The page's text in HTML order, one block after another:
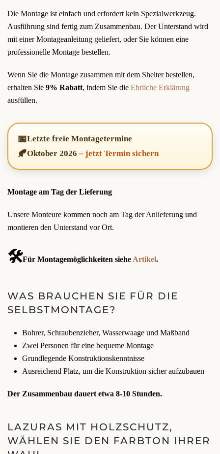
Die Montage ist einfach und erfordert kein Spezialwerkzeug.
Ausführung sind fertig zum Zusammenbau. Der Unterstand wird
mit einer Montageanleitung geliefert, oder Sie können eine
professionelle Montage bestellen.
Wenn Sie die Montage zusammen mit dem Shelter bestellen,
erhalten Sie 9% Rabatt, indem Sie die Ehrliche Erklärung
ausfüllen.
📅Letzte freie Montagetermine
🍂Oktober 2026 – jetzt Termin sichern
Montage am Tag der Lieferung
Unsere Monteure kommen noch am Tag der Anlieferung und
montieren den Unterstand vor Ort.
🛠️Für Montagemöglichkeiten siehe Artikel.
WAS BRAUCHEN SIE FÜR DIE
SELBSTMONTAGE?
Bohrer, Schraubenzieher, Wasserwaage und Maßband
Zwei Personen für eine bequeme Montage
Grundlegende Konstruktionskenntnisse
Ausreichend Platz, um die Konstruktion sicher aufzubauen
Der Zusammenbau dauert etwa 8-10 Stunden.
LAZURAS MIT HOLZSCHUTZ,
WÄHLEN SIE DEN FARBTON IHRER